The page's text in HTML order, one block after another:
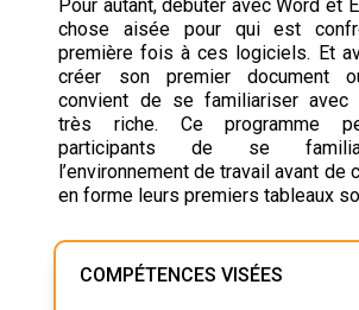
Pour autant, débuter avec Word et
chose aisée pour qui est
première fois à ces logiciels. Et
créer son premier document
convient de se familiariser avec
très riche. Ce programme
participants de se
l’environnement de travail avant de
en forme leurs premiers tableaux
COMPÉTENCES VISÉES